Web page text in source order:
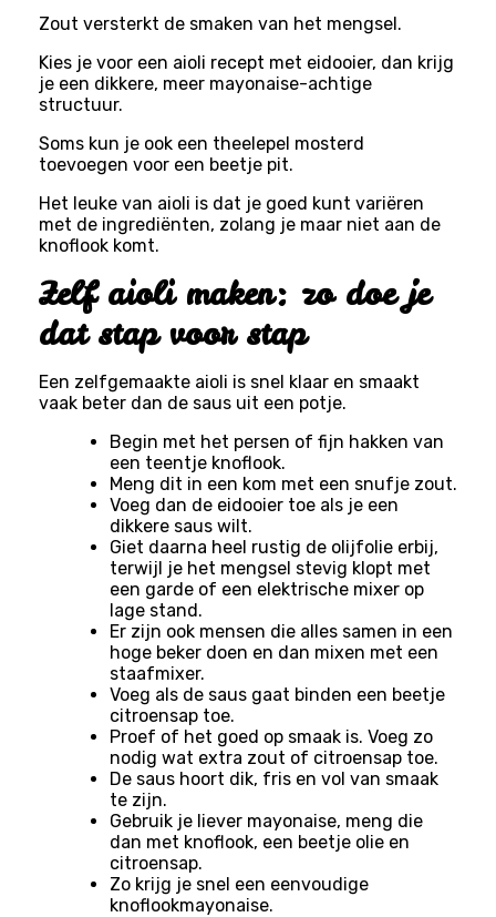
Zout versterkt de smaken van het mengsel.
Kies je voor een aioli recept met eidooier, dan krijg
je een dikkere, meer mayonaise-achtige
structuur.
Soms kun je ook een theelepel mosterd
toevoegen voor een beetje pit.
Het leuke van aioli is dat je goed kunt variëren
met de ingrediënten, zolang je maar niet aan de
knoflook komt.
Zelf aioli maken: zo doe je
dat stap voor stap
Een zelfgemaakte aioli is snel klaar en smaakt
vaak beter dan de saus uit een potje.
Begin met het persen of fijn hakken van
een teentje knoflook.
Meng dit in een kom met een snufje zout.
Voeg dan de eidooier toe als je een
dikkere saus wilt.
Giet daarna heel rustig de olijfolie erbij,
terwijl je het mengsel stevig klopt met
een garde of een elektrische mixer op
lage stand.
Er zijn ook mensen die alles samen in een
hoge beker doen en dan mixen met een
staafmixer.
Voeg als de saus gaat binden een beetje
citroensap toe.
Proef of het goed op smaak is. Voeg zo
nodig wat extra zout of citroensap toe.
De saus hoort dik, fris en vol van smaak
te zijn.
Gebruik je liever mayonaise, meng die
dan met knoflook, een beetje olie en
citroensap.
Zo krijg je snel een eenvoudige
knoflookmayonaise.